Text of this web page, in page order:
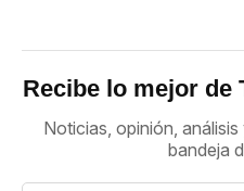
Recibe lo mejor de
Noticias, opinión,
bandeja